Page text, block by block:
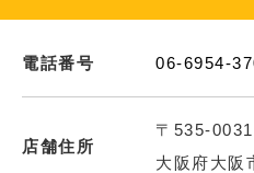
電話番号 06-6954-
店舗住所
〒535-0031
大阪府大阪